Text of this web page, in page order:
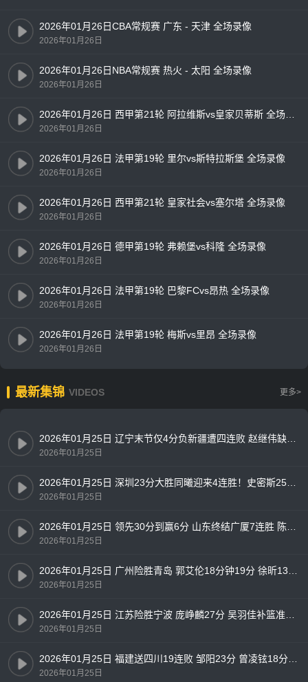
2026年01月26日CBA常规赛 广东 - 天津 全场录像
2026年01月26日
2026年01月26日NBA常规赛 热火 - 太阳 全场录像
2026年01月26日
2026年01月26日
2026年01月26日 法甲第19轮 里尔vs斯特拉斯堡 全场录像
2026年01月26日
2026年01月26日 西甲第21轮 皇家社会vs塞尔塔 全场录像
2026年01月26日
2026年01月26日 德甲第19轮 弗赖堡vs科隆 全场录像
2026年01月26日
2026年01月26日 法甲第19轮 巴黎FCvs昂热 全场录像
2026年01月26日
2026年01月26日 法甲第19轮 梅斯vs里昂 全场录像
2026年01月26日
最新集锦 VIDEOS 更多>
2026年01月25日
2026年01月25日
2026年01月25日
2026年01月25日
2026年01月25日
2026年01月25日